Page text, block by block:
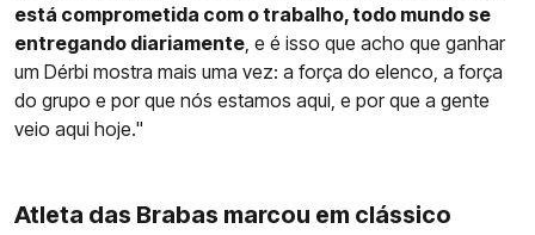
está comprometida com o trabalho, todo mundo se
entregando diariamente, e é isso que acho que ganhar
um Dérbi mostra mais uma vez: a força do elenco, a força
do grupo e por que nós estamos aqui, e por que a gente
veio aqui hoje."
Atleta das Brabas marcou em clássico